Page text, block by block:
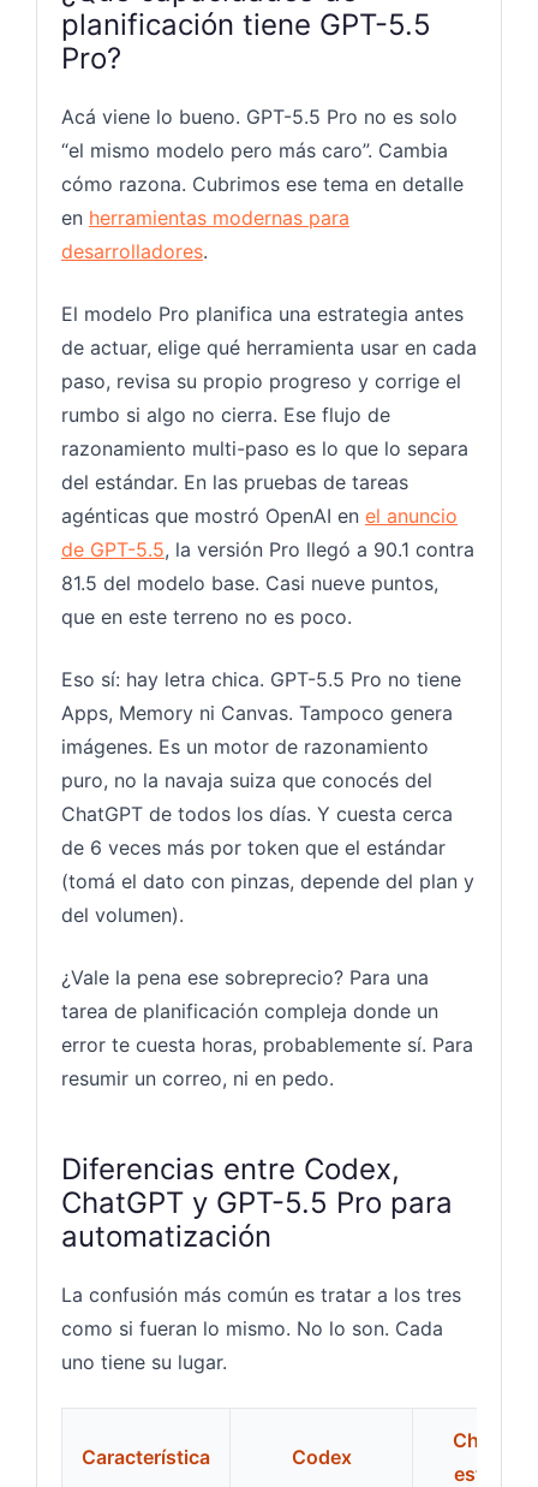
planificación tiene GPT-5.5
Pro?
Acá viene lo bueno. GPT-5.5 Pro no es solo
“el mismo modelo pero más caro”. Cambia
cómo razona. Cubrimos ese tema en detalle
en herramientas modernas para
desarrolladores.
El modelo Pro planifica una estrategia antes
de actuar, elige qué herramienta usar en cada
paso, revisa su propio progreso y corrige el
rumbo si algo no cierra. Ese flujo de
razonamiento multi-paso es lo que lo separa
del estándar. En las pruebas de tareas
agénticas que mostró OpenAI en el anuncio
de GPT-5.5, la versión Pro llegó a 90.1 contra
81.5 del modelo base. Casi nueve puntos,
que en este terreno no es poco.
Eso sí: hay letra chica. GPT-5.5 Pro no tiene
Apps, Memory ni Canvas. Tampoco genera
imágenes. Es un motor de razonamiento
puro, no la navaja suiza que conocés del
ChatGPT de todos los días. Y cuesta cerca
de 6 veces más por token que el estándar
(tomá el dato con pinzas, depende del plan y
del volumen).
¿Vale la pena ese sobreprecio? Para una
tarea de planificación compleja donde un
error te cuesta horas, probablemente sí. Para
resumir un correo, ni en pedo.
Diferencias entre Codex,
ChatGPT y GPT-5.5 Pro para
automatización
La confusión más común es tratar a los tres
como si fueran lo mismo. No lo son. Cada
uno tiene su lugar.
Característica Codex
ChatGPT
estándar